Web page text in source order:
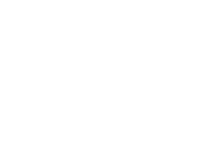
取引を完了させた実績があります
スでの取引実績があります
のではありません
以内＆設定した発送日数内に発送してい